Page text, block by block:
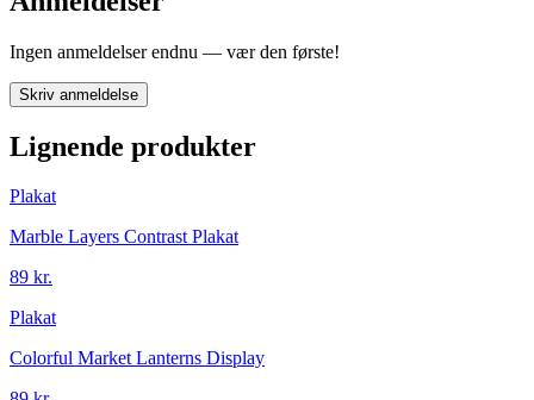
Ingen anmeldelser endnu — vær den første!
Skriv anmeldelse
Lignende produkter
Plakat
Marble Layers Contrast Plakat
89 kr.
Plakat
Colorful Market Lanterns Display